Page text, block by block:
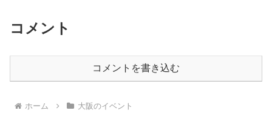
コメント
コメントを書き込む
ホーム 大阪のイベント